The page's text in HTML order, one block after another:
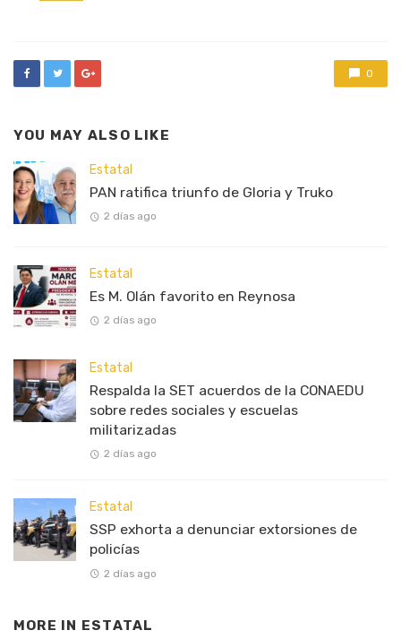
in
0
YOU MAY ALSO LIKE
Estatal
PAN ratifica triunfo de Gloria y Truko
2 días ago
Estatal
Es M. Olán favorito en Reynosa
2 días ago
Estatal
Respalda la SET acuerdos de la CONAEDU
sobre redes sociales y escuelas
militarizadas
2 días ago
Estatal
SSP exhorta a denunciar extorsiones de
policías
2 días ago
MORE IN ESTATAL